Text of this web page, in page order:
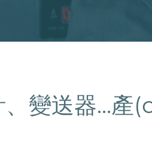
、變送器...